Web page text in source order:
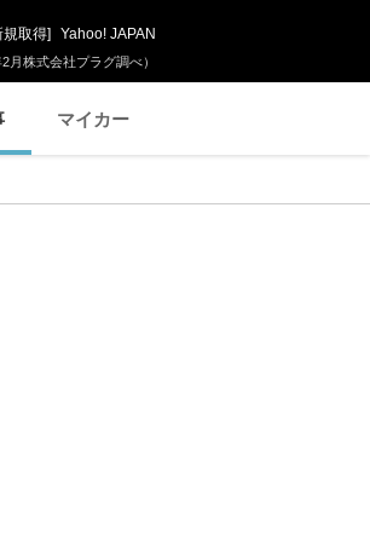
株式会社プラグ調べ）
規取得] Yahoo! JAPAN
マイカー